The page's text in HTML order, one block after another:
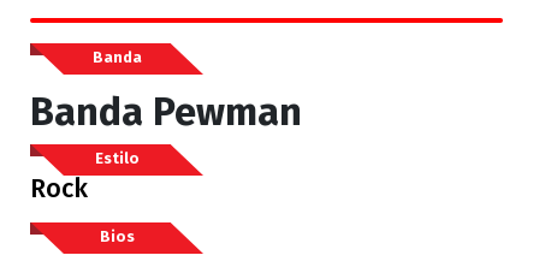
Banda
Banda Pewman
Estilo
Rock
Bios